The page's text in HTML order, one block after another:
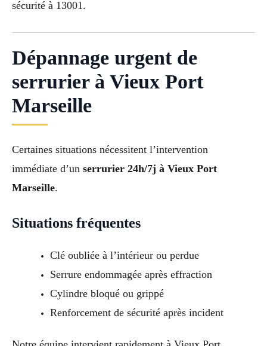
sécurité à 13001.
Dépannage urgent de
serrurier à Vieux Port
Marseille
Certaines situations nécessitent l’intervention
immédiate d’un serrurier 24h/7j à Vieux Port
Marseille.
Situations fréquentes
Clé oubliée à l’intérieur ou perdue
Serrure endommagée après effraction
Cylindre bloqué ou grippé
Renforcement de sécurité après incident